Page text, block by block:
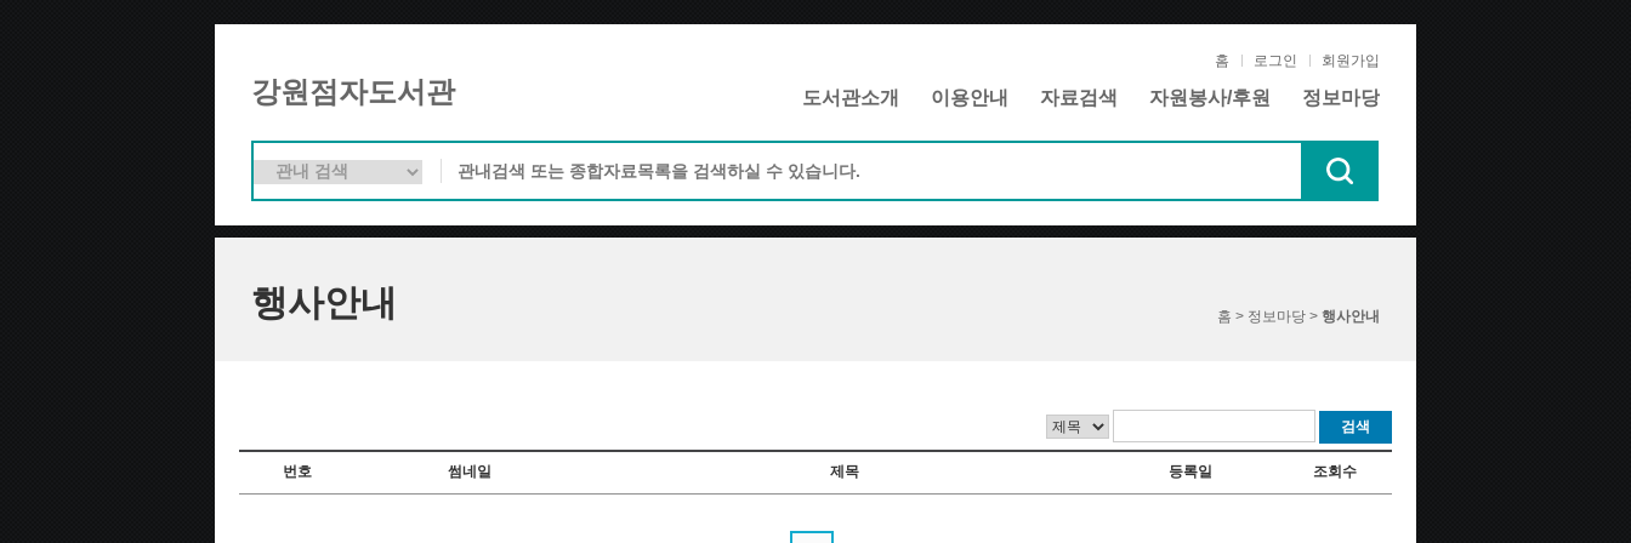
강원점자도서관
홈 로그인 회원가입
도서관소개 이용안내 자료검색 자원봉사/후원 정보마당
행사안내 홈 > 정보마당 > 행사안내
검색
번호 썸네일 제목 등록일 조회수